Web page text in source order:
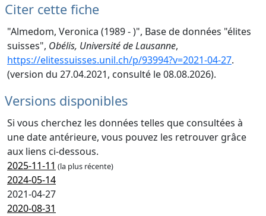
Citer cette fiche
"Almedom, Veronica (1989 - )", Base de données "élites
suisses", Obélis, Université de Lausanne,
https://elitessuisses.unil.ch/p/93994?v=2021-04-27.
(version du 27.04.2021, consulté le 08.08.2026).
Versions disponibles
Si vous cherchez les données telles que consultées à
une date antérieure, vous pouvez les retrouver grâce
aux liens ci-dessous.
2025-11-11 (la plus récente)
2024-05-14
2021-04-27
2020-08-31